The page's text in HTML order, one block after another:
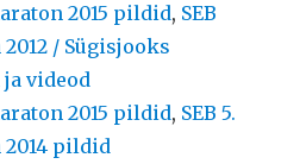
2015 pildid, SEB
/ Sügisjooks
videod
2015 pildid, SEB 5.
pildid